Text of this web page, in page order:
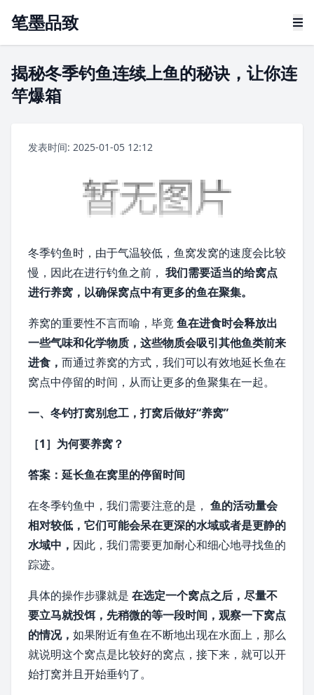
笔墨品致
揭秘冬季钓鱼连续上鱼的秘诀，让你连
竿爆箱
发表时间: 2025-01-05 12:12
冬季钓鱼时，由于气温较低，鱼窝发窝的速度会比较
慢，因此在进行钓鱼之前， 我们需要适当的给窝点
进行养窝，以确保窝点中有更多的鱼在聚集。
养窝的重要性不言而喻，毕竟 鱼在进食时会释放出
一些气味和化学物质，这些物质会吸引其他鱼类前来
进食， 而通过养窝的方式，我们可以有效地延长鱼在
窝点中停留的时间，从而让更多的鱼聚集在一起。
一、冬钓打窝别怠工，打窝后做好“养窝”
［1］为何要养窝？
答案：延长鱼在窝里的停留时间
在冬季钓鱼中，我们需要注意的是， 鱼的活动量会
相对较低，它们可能会呆在更深的水域或者是更静的
水域中， 因此，我们需要更加耐心和细心地寻找鱼的
踪迹。
具体的操作步骤就是 在选定一个窝点之后，尽量不
要立马就投饵，先稍微的等一段时间，观察一下窝点
的情况， 如果附近有鱼在不断地出现在水面上，那么
就说明这个窝点是比较好的窝点，接下来，就可以开
始打窝并且开始垂钓了。